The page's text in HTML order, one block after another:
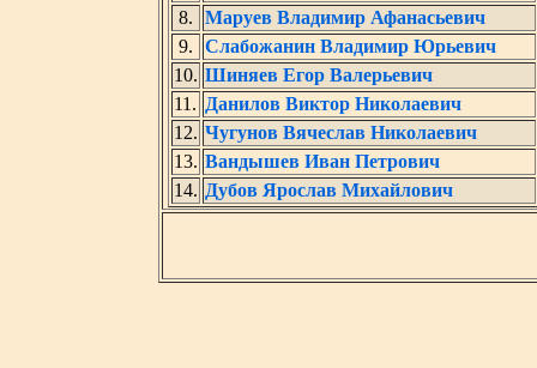
8.
Маруев Владимир Афанасьевич
9.
Слабожанин Владимир Юрьевич
10. Шиняев Егор Валерьевич
11. Данилов Виктор Николаевич
12. Чугунов Вячеслав Николаевич
13. Вандышев Иван Петрович
14. Дубов Ярослав Михайлович